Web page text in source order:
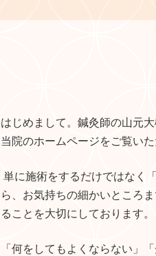
はじめまして。鍼灸師の山元大
当院のホームページをご覧い
単に施術をするだけではなく
ら、お気持ちの細かいところ
ることを大切にしております。
「何をしてもよくならない」